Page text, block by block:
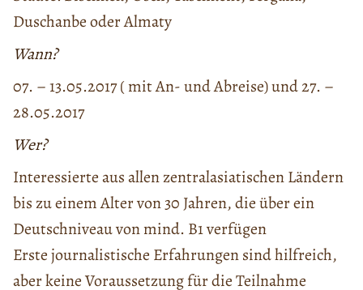
Duschanbe oder Almaty
Wann?
07. – 13.05.2017 ( mit An- und Abreise) und 27. –
28.05.2017
Wer?
Interessierte aus allen zentralasiatischen Ländern
bis zu einem Alter von 30 Jahren, die über ein
Deutschniveau von mind. B1 verfügen
Erste journalistische Erfahrungen sind hilfreich,
aber keine Voraussetzung für die Teilnahme